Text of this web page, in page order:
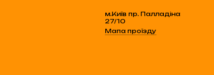
м.Київ пр. Палладіна
27/10
Мапа проїзду